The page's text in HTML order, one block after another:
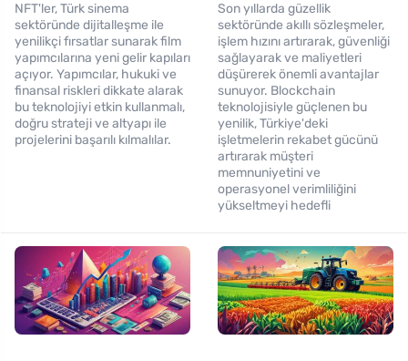
NFT'ler, Türk sinema
sektöründe dijitalleşme ile
yenilikçi fırsatlar sunarak film
yapımcılarına yeni gelir kapıları
açıyor. Yapımcılar, hukuki ve
finansal riskleri dikkate alarak
bu teknolojiyi etkin kullanmalı,
doğru strateji ve altyapı ile
projelerini başarılı kılmalılar.
Son yıllarda güzellik
sektöründe akıllı sözleşmeler,
işlem hızını artırarak, güvenliği
sağlayarak ve maliyetleri
düşürerek önemli avantajlar
sunuyor. Blockchain
teknolojisiyle güçlenen bu
yenilik, Türkiye'deki
işletmelerin rekabet gücünü
artırarak müşteri
memnuniyetini ve
operasyonel verimliliğini
yükseltmeyi hedefli